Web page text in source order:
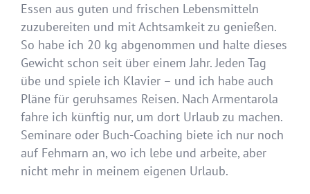
Essen aus guten und frischen Lebensmitteln
zuzubereiten und mit Achtsamkeit zu genießen.
So habe ich 20 kg abgenommen und halte dieses
Gewicht schon seit über einem Jahr. Jeden Tag
übe und spiele ich Klavier – und ich habe auch
Pläne für geruhsames Reisen. Nach Armentarola
fahre ich künftig nur, um dort Urlaub zu machen.
Seminare oder Buch-Coaching biete ich nur noch
auf Fehmarn an, wo ich lebe und arbeite, aber
nicht mehr in meinem eigenen Urlaub.